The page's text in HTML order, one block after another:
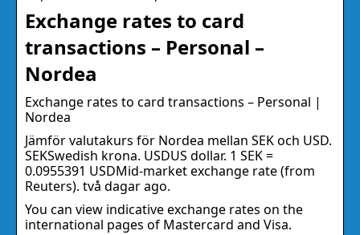
Exchange rates to card
transactions – Personal –
Nordea
Exchange rates to card transactions – Personal |
Nordea
Jämför valutakurs för Nordea mellan SEK och USD.
SEKSwedish krona. USDUS dollar. 1 SEK =
0.0955391 USDMid-market exchange rate (from
Reuters). två dagar ago.
You can view indicative exchange rates on the
international pages of Mastercard and Visa.